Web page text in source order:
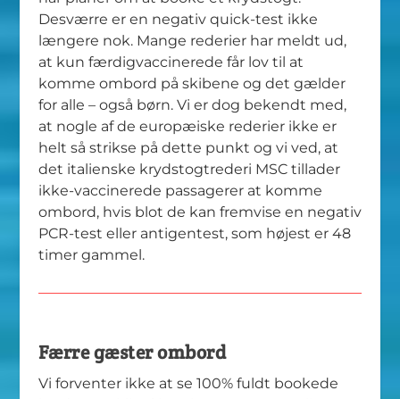
Desværre er en negativ quick-test ikke
længere nok. Mange rederier har meldt ud,
at kun færdigvaccinerede får lov til at
komme ombord på skibene og det gælder
for alle – også børn. Vi er dog bekendt med,
at nogle af de europæiske rederier ikke er
helt så strikse på dette punkt og vi ved, at
det italienske krydstogtrederi MSC tillader
ikke-vaccinerede passagerer at komme
ombord, hvis blot de kan fremvise en negativ
PCR-test eller antigentest, som højest er 48
timer gammel.
Færre gæster ombord
Vi forventer ikke at se 100% fuldt bookede